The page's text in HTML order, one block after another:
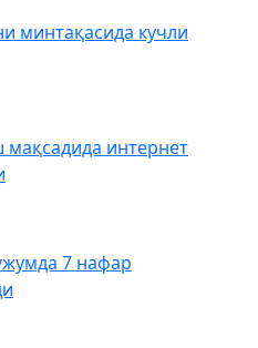
минтақасида кучли
интернет
7 нафар